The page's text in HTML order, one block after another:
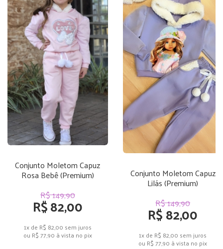
Conjunto Moletom Capuz
Rosa Bebê (Premium)
R$ 149,90
R$ 82,00
1x de R$ 82,00 sem juros
ou R$ 77,90 à vista no pix
Conjunto Moletom Capuz
Lilás (Premium)
R$ 149,90
R$ 82,00
1x de R$ 82,00 sem juros
ou R$ 77,90 à vista no pix